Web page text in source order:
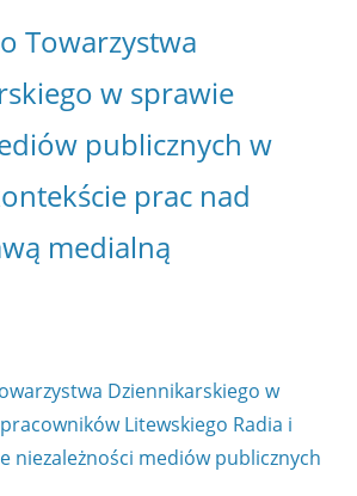
Towarzystwa
w sprawie
publicznych w
prac nad
medialną